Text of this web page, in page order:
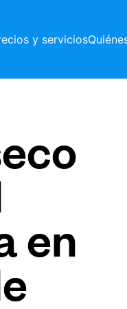
y servicios
en